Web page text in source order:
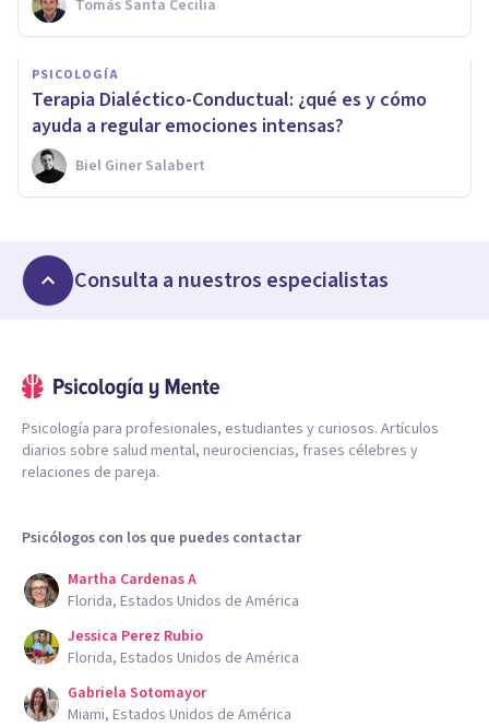
Tomás Santa Cecilia
PSICOLOGÍA
Terapia Dialéctico-Conductual: ¿qué es y cómo
ayuda a regular emociones intensas?
Biel Giner Salabert
Consulta a nuestros especialistas
Psicología para profesionales, estudiantes y curiosos. Artículos
diarios sobre salud mental, neurociencias, frases célebres y
relaciones de pareja.
Psicólogos con los que puedes contactar
Martha Cardenas A
Florida, Estados Unidos de América
Jessica Perez Rubio
Florida, Estados Unidos de América
Gabriela Sotomayor
Miami, Estados Unidos de América